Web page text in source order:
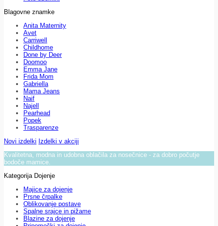
Blagovne znamke
Anita Maternity
Avet
Carriwell
Childhome
Done by Deer
Doomoo
Emma Jane
Frida Mom
Gabriella
Mama Jeans
Naif
Najell
Pearhead
Popek
Trasparenze
Novi izdelki Izdelki v akciji
Kvalitetna, modna in udobna oblačila za nosečnice - za dobro počutje
bodoče mamice.
Kategorija Dojenje
Majice za dojenje
Prsne črpalke
Oblikovanje postave
Spalne srajce in pižame
Blazine za dojenje